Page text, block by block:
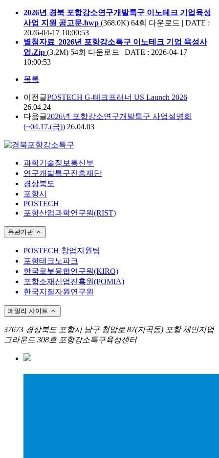
2026년 경북 포항강소연구개발특구 이노테크 기업육성
사업 지원 공고문.hwp (368.0K) 64회 다운로드 | DATE :
2026-04-17 10:00:53
별첨자료_2026년 포항강소특구 이노테크 기업 육성사
업.Zip (3.2M) 54회 다운로드 | DATE : 2026-04-17
10:00:53
목록
이전글POSTECH G-테크프러너 US Launch 2026
26.04.24
다음글2026년 포항강소연구개발특구 사업설명회
(~04.17.(금)) 26.04.03
과학기술정보통신부
연구개발특구진흥재단
경상북도
포항시
POSTECH
포항산업과학연구원(RIST)
유관기관
POSTECH 창업지원팀
포항테크노파크
한국로봇융합연구원(KIRO)
포항소재산업진흥원(POMIA)
한국지질자원연구원
패밀리 사이트
37673 경상북도 포항시 남구 청암로 87(지곡동) 포항 체인지업
그라운드 308호 포항강소특구육성센터